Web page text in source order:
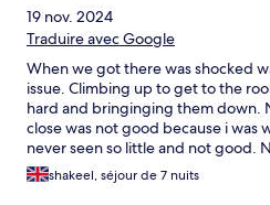
19 nov. 2024
Traduire avec Google
When we got there was shocked
issue. Climbing up to get to the
hard and bringinging them down.
close was not good because i was
never seen so little and not good.
no toast. How can anyone get
But getting to beach was a
shakeel, séjour de 7 nuits